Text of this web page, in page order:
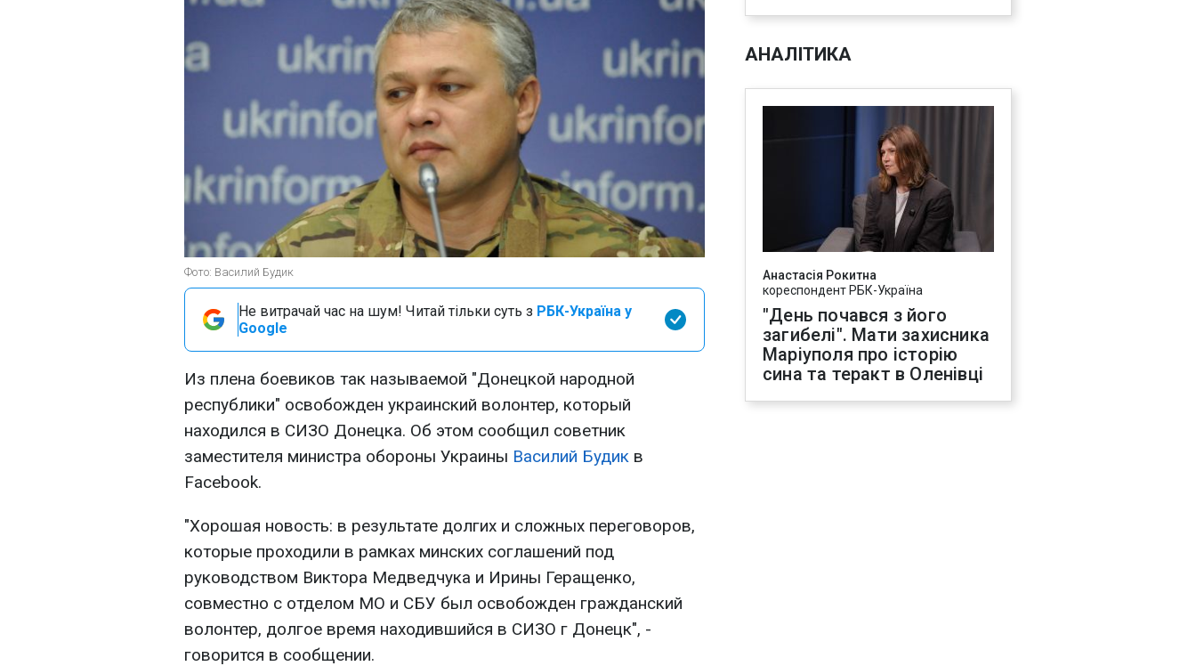
Фото: Василий Будик
Не витрачай час на шум! Читай тільки суть з РБК-Україна у
Google
Из плена боевиков так называемой "Донецкой народной
республики" освобожден украинский волонтер, который
находился в СИЗО Донецка. Об этом сообщил советник
заместителя министра обороны Украины Василий Будик в
Facebook.
"Хорошая новость: в результате долгих и сложных переговоров,
которые проходили в рамках минских соглашений под
руководством Виктора Медведчука и Ирины Геращенко,
совместно с отделом МО и СБУ был освобожден гражданский
волонтер, долгое время находившийся в СИЗО г Донецк", -
говорится в сообщении.
АНАЛІТИКА
Анастасія Рокитна
кореспондент РБК-Україна
"День почався з його
загибелі". Мати захисника
Маріуполя про історію
сина та теракт в Оленівці